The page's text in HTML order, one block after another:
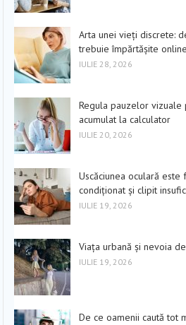
Arta unei vieți discrete:
trebuie împărtășite online
IULIE 28, 2026
Regula pauzelor
acumulat la calculator
IULIE 20, 2026
Uscăciunea oculară
condiționat și clipit
IULIE 19, 2026
Viața urbană și nevoia
IULIE 19, 2026
De ce oamenii caută tot